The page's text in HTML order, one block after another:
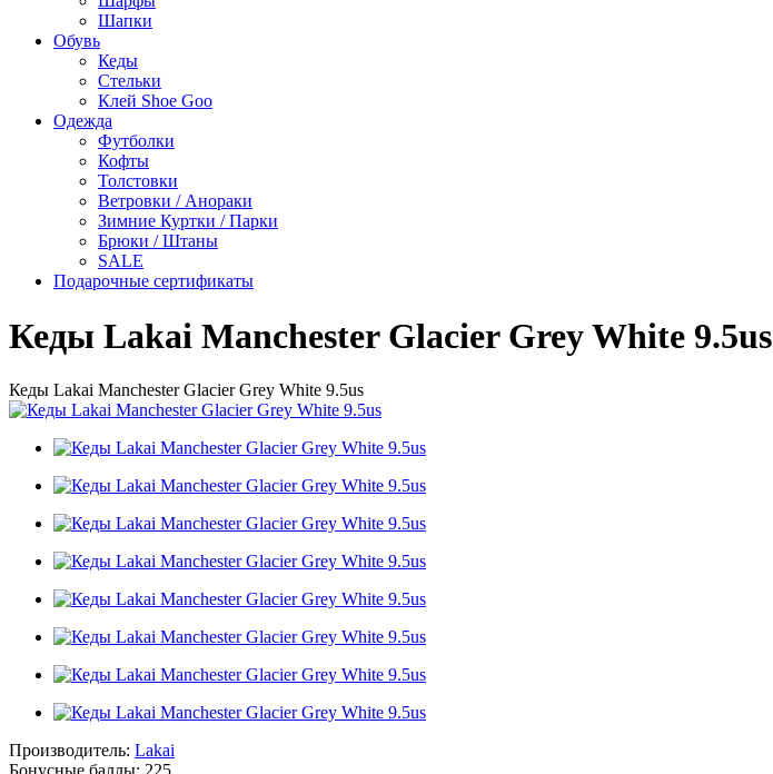
Шапки
Обувь
Кеды
Стельки
Клей Shoe Goo
Одежда
Футболки
Кофты
Толстовки
Ветровки / Анораки
Зимние Куртки / Парки
Брюки / Штаны
SALE
Подарочные сертификаты
Кеды Lakai Manchester Glacier Grey White 9.5us
Кеды Lakai Manchester Glacier Grey White 9.5us
Производитель: Lakai
Бонусные баллы: 225